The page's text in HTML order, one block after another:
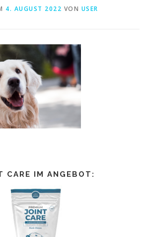
4. AUGUST 2022 VON USER
CARE IM ANGEBOT: